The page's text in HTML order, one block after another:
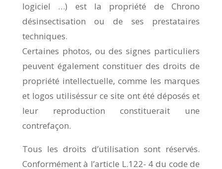
logiciel …) est la propriété de Chrono
désinsectisation ou de ses prestataires
techniques.
Certaines photos, ou des signes particuliers
peuvent également constituer des droits de
propriété intellectuelle, comme les marques
et logos utiliséssur ce site ont été déposés et
leur reproduction constituerait une
contrefaçon.
Tous les droits d’utilisation sont réservés.
Conformément à l’article L.122- 4 du code de